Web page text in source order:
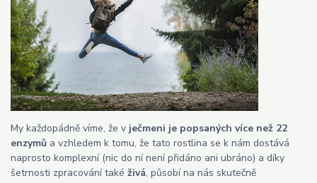
My každopádně víme, že v ječmeni je popsaných více než 22
enzymů a vzhledem k tomu, že tato rostlina se k nám dostává
naprosto komplexní (nic do ní není přidáno ani ubráno) a díky
šetrnosti zpracování také živá, působí na nás skutečně